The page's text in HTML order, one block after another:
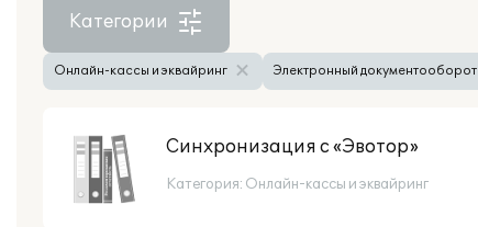
Категории
Онлайн-кассы и эквайринг Электронный документооборот
Синхронизация с «Эвотор»
Категория: Онлайн-кассы и эквайринг